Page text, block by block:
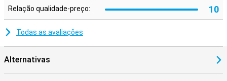
Relação qualidade-preço: 10
Todas as avaliações
Alternativas